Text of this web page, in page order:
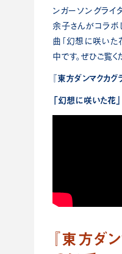
ンガーソングラ
余子さんがコラボ
曲「幻想に咲いた
中です。ぜひご覧く
『東方ダンマクカグ
「幻想に咲いた
『東方ダ